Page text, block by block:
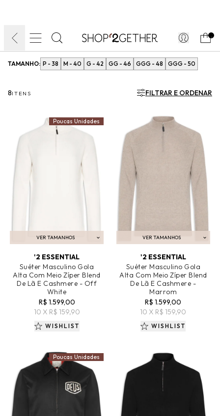
TAMANHO: P - 38 M - 40 G - 42 GG - 46 GGG - 48 GGG - 50
8ITENS FILTRAR E ORDENAR
VER TAMANHOS
ADICIONAR AO CARRINHO
'2 ESSENTIAL
Suéter Masculino Gola
Alta Com Meio Zíper Blend
De Lã E Cashmere - Off
White
R$ 1.599,00
10 X R$ 159,90
Poucas Unidades
WISHLIST
VER TAMANHOS
ADICIONAR AO CARRINHO
'2 ESSENTIAL
Suéter Masculino Gola
Alta Com Meio Zíper Blend
De Lã E Cashmere -
Marrom
R$ 1.599,00
10 X R$ 159,90
WISHLIST
Poucas Unidades